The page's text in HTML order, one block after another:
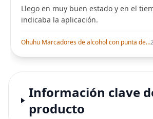
Llego en muy buen estado y en el
indicaba la aplicación.
Ohuhu Marcadores de alcohol con punta de pincel – Juego de marcadores artísticos de doble punta con certificación AP para artistas adultos
Información clave
producto